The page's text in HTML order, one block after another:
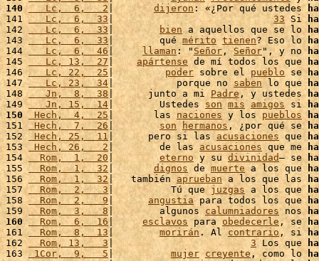
140
   Lc,  6,   2
| dijeron: «¿Por qué ustedes
141
   Lc,  6,  33
| 33 Si
142
   Lc,  6,  33
| bien a aquellos que se lo
143
   Lc,  6,  33
|        qué mérito tienen? Eso lo
144
   Lc,  6,  46
| llaman : " Señor, Señor", y no
145
   Lc, 13,  27
| apártense de mí todos los que
146
   Lc, 22,  25
| poder sobre el pueblo se
147
   Lc, 23,  34
|           porque no saben lo que
148
   Jn,  8,  38
|      junto a mi Padre, y ustedes
149
   Jn, 15,  14
|        Ustedes son mis amigos si
150 Hech,  4,  25|       las naciones y los pueblos
151 Hech,  7,  26 | son hermanos , ¿por qué se
152
Hech, 25,  11 |      pero si las acusaciones que
153
Hech, 26,   2 |        de las acusaciones que me
154
  Rom,  1,  20
| eterno y su divinidad– se
155
  Rom,  1,  32
| dignos de muerte a los que
156
  Rom,  1,  32
|   también aprueban a los que las
157
  Rom,  2,   3
|          Tú que juzgas a los que
158
  Rom,  2,   9
| angustia para todos los que
159
  Rom,  3,   8
|        algunos calumniadores nos
160
  Rom,  6,  16
| esclavos para obedecerle , se
161
  Rom,  8,  13
| morirán. Al contrario , si
162
  Rom, 13,   3
| 3 Los que
163 1Cor,  9,   5 | mujer creyente, como lo